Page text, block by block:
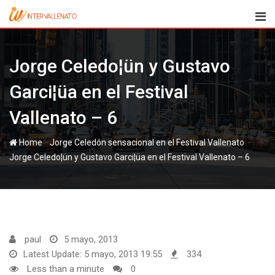
Skip
Jorge Celedo¦ün y Gustavo
Garci¦üa en el Festival
Vallenato – 6
Home- Jorge Celedón sensacional en el Festival‏ Vallenato-
Jorge Celedo¦ün y Gustavo Garci¦üa en el Festival Vallenato – 6
paul
5 mayo, 2013
Latest Update: 5 mayo, 2013 19:55
334
Less than a minute
0